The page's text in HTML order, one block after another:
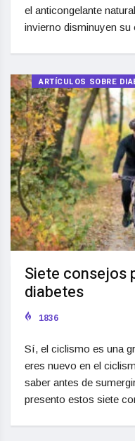
el anticongelante
invierno disminuyen su
ARTÍCULOS SOBRE
Siete consejos
diabetes
1836
Sí, el ciclismo es una
eres nuevo en el
saber antes de
presento estos siete